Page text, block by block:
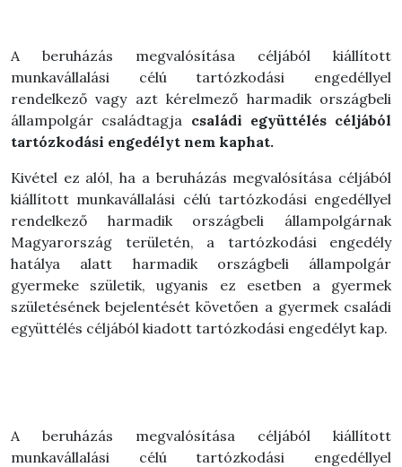
A beruházás megvalósítása céljából kiállított
munkavállalási célú tartózkodási engedéllyel
rendelkező vagy azt kérelmező harmadik országbeli
állampolgár családtagja családi együttélés céljából
tartózkodási engedélyt nem kaphat.
Kivétel ez alól, ha a beruházás megvalósítása céljából
kiállított munkavállalási célú tartózkodási engedéllyel
rendelkező harmadik országbeli állampolgárnak
Magyarország területén, a tartózkodási engedély
hatálya alatt harmadik országbeli állampolgár
gyermeke születik, ugyanis ez esetben a gyermek
születésének bejelentését követően a gyermek családi
együttélés céljából kiadott tartózkodási engedélyt kap.
A beruházás megvalósítása céljából kiállított
munkavállalási célú tartózkodási engedéllyel